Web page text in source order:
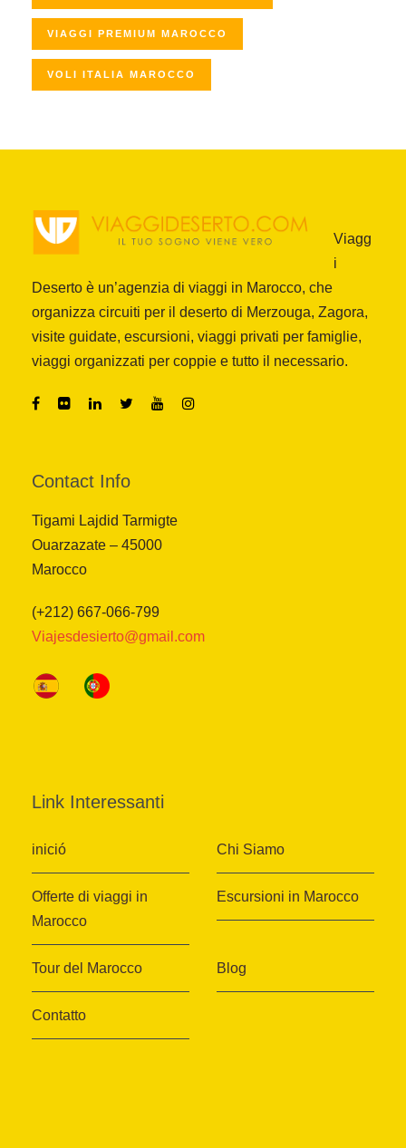
VIAGGI PREMIUM MAROCCO
VOLI ITALIA MAROCCO
Viagg
i
Deserto è un’agenzia di viaggi in Marocco, che
organizza circuiti per il deserto di Merzouga, Zagora,
visite guidate, escursioni, viaggi privati per famiglie,
viaggi organizzati per coppie e tutto il necessario.
Contact Info
Tigami Lajdid Tarmigte
Ouarzazate – 45000
Marocco
(+212) 667-066-799
Viajesdesierto@gmail.com
Link Interessanti
inició Chi Siamo
Offerte di viaggi in
Marocco
Escursioni in Marocco
Tour del Marocco Blog
Contatto